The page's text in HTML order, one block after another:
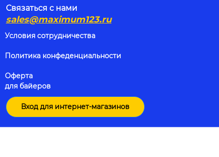
Связаться с нами
sales@maximum123.ru
Условия сотрудничества
Политика конфеденциальности
Оферта
для байеров
Вход для интернет-магазинов